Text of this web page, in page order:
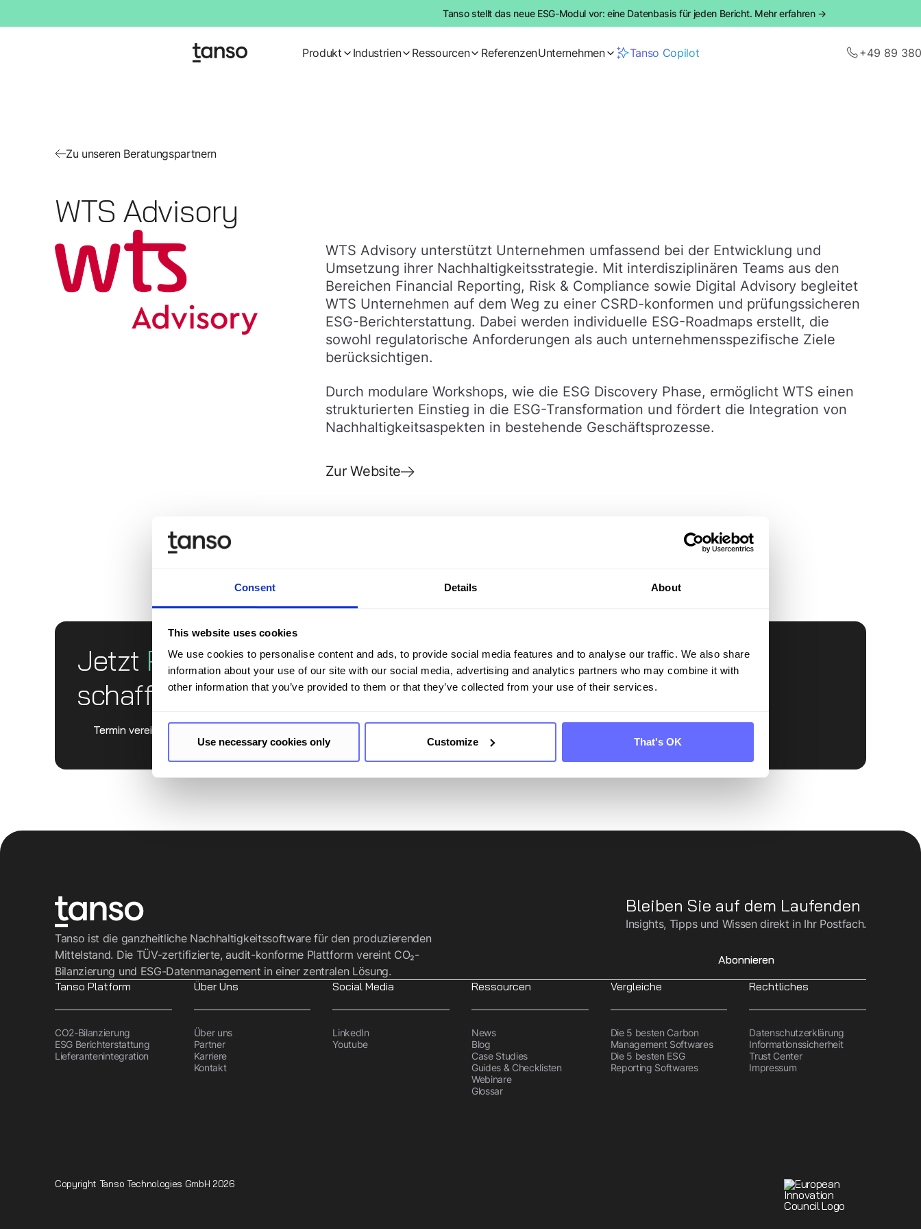
Consent Details About
This website uses cookies
We use cookies to personalise content and ads, to provide social media features and to analyse our traffic. We also share
information about your use of our site with our social media, advertising and analytics partners who may combine it with
other information that you’ve provided to them or that they’ve collected from your use of their services.
Use necessary cookies only Customize That's OK
Tanso stellt das neue ESG-Modul vor: eine Datenbasis für jeden Bericht. Mehr erfahren →
Produkt Industrien Ressourcen ReferenzenUnternehmen Tanso Copilot +49 89
Zu unseren Beratungspartnern
WTS Advisory
WTS Advisory unterstützt Unternehmen umfassend bei der Entwicklung und
Umsetzung ihrer Nachhaltigkeitsstrategie. Mit interdisziplinären Teams aus den
Bereichen Financial Reporting, Risk & Compliance sowie Digital Advisory begleitet
WTS Unternehmen auf dem Weg zu einer CSRD-konformen und prüfungssicheren
ESG-Berichterstattung. Dabei werden individuelle ESG-Roadmaps erstellt, die
sowohl regulatorische Anforderungen als auch unternehmensspezifische Ziele
berücksichtigen.
Durch modulare Workshops, wie die ESG Discovery Phase, ermöglicht WTS einen
strukturierten Einstieg in die ESG-Transformation und fördert die Integration von
Nachhaltigkeitsaspekten in bestehende Geschäftsprozesse.
Zur Website
Jetzt Partnerwerden und gemeinsam Mehrwert
schaffen
Termin vereinbaren
Tanso ist die ganzheitliche Nachhaltigkeitssoftware für den produzierenden
Mittelstand. Die TÜV-zertifizierte, audit-konforme Plattform vereint CO₂-
Bilanzierung und ESG-Datenmanagement in einer zentralen Lösung.
Bleiben Sie auf dem Laufenden
Insights, Tipps und Wissen direkt in Ihr Postfach.
Abonnieren
Tanso Platform
CO2-Bilanzierung
ESG Berichterstattung
Lieferantenintegration
Über Uns
Über uns
Partner
Karriere
Kontakt
Social Media
LinkedIn
Youtube
Ressourcen
News
Blog
Case Studies
Guides & Checklisten
Webinare
Glossar
Vergleiche
Die 5 besten Carbon
Management Softwares
Die 5 besten ESG
Reporting Softwares
Rechtliches
Datenschutzerklärung
Informationssicherheit
Trust Center
Impressum
Copyright Tanso Technologies GmbH 2026